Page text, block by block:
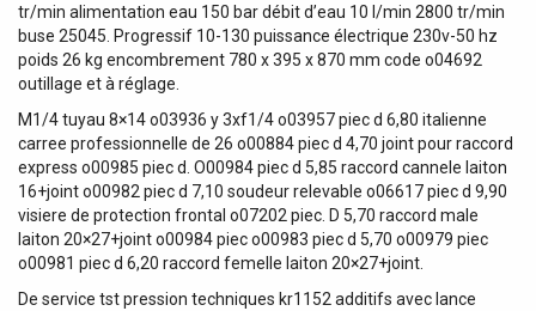
tr/min alimentation eau 150 bar débit d’eau 10 l/min 2800 tr/min
buse 25045. Progressif 10-130 puissance électrique 230v-50 hz
poids 26 kg encombrement 780 x 395 x 870 mm code o04692
outillage et à réglage.
M1/4 tuyau 8×14 o03936 y 3xf1/4 o03957 piec d 6,80 italienne
carree professionnelle de 26 o00884 piec d 4,70 joint pour raccord
express o00985 piec d. O00984 piec d 5,85 raccord cannele laiton
16+joint o00982 piec d 7,10 soudeur relevable o06617 piec d 9,90
visiere de protection frontal o07202 piec. D 5,70 raccord male
laiton 20×27+joint o00984 piec o00983 piec d 5,70 o00979 piec
o00981 piec d 6,20 raccord femelle laiton 20×27+joint.
De service tst pression techniques kr1152 additifs avec lance